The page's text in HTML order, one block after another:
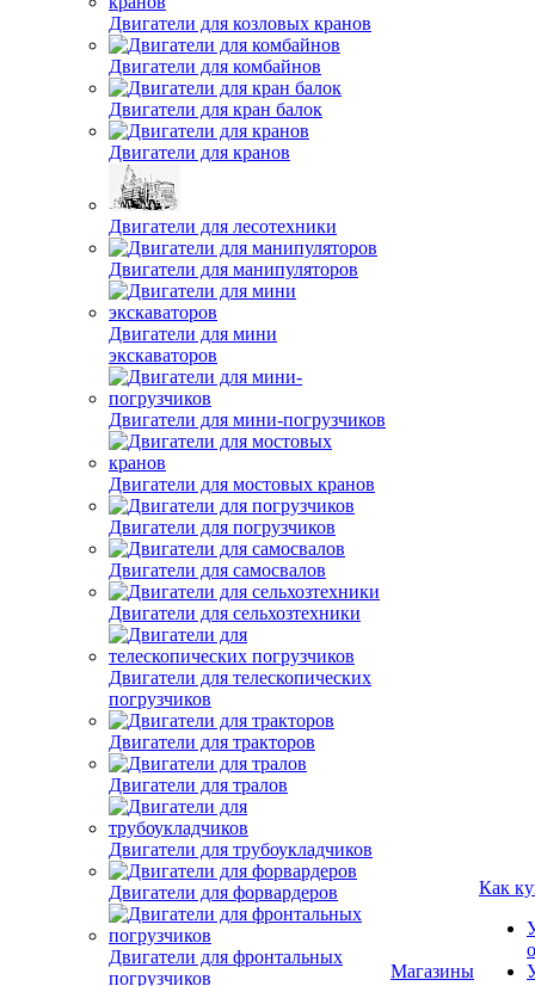
Двигатели для козловых кранов
Двигатели для комбайнов
Двигатели для кран балок
Двигатели для кранов
Двигатели для лесотехники
Двигатели для манипуляторов
Двигатели для мини
экскаваторов
Двигатели для мини-погрузчиков
Двигатели для мостовых кранов
Двигатели для погрузчиков
Двигатели для самосвалов
Двигатели для сельхозтехники
Двигатели для телескопических
погрузчиков
Двигатели для тракторов
Двигатели для тралов
Двигатели для трубоукладчиков
Двигатели для форвардеров
Двигатели для фронтальных
погрузчиков